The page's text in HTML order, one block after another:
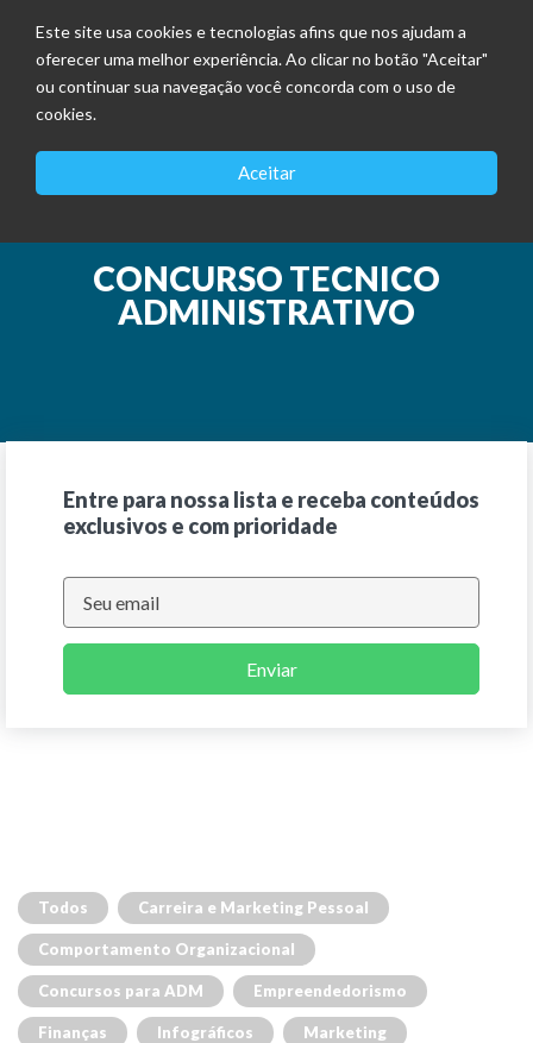
Este site usa cookies e tecnologias afins que nos ajudam a
oferecer uma melhor experiência. Ao clicar no botão "Aceitar"
ou continuar sua navegação você concorda com o uso de
cookies.
Aceitar
CONCURSO TECNICO
ADMINISTRATIVO
Entre para nossa lista e receba conteúdos
exclusivos e com prioridade
Enviar
Todos Carreira e Marketing Pessoal
Comportamento Organizacional
Concursos para ADM Empreendedorismo
Finanças Infográficos Marketing